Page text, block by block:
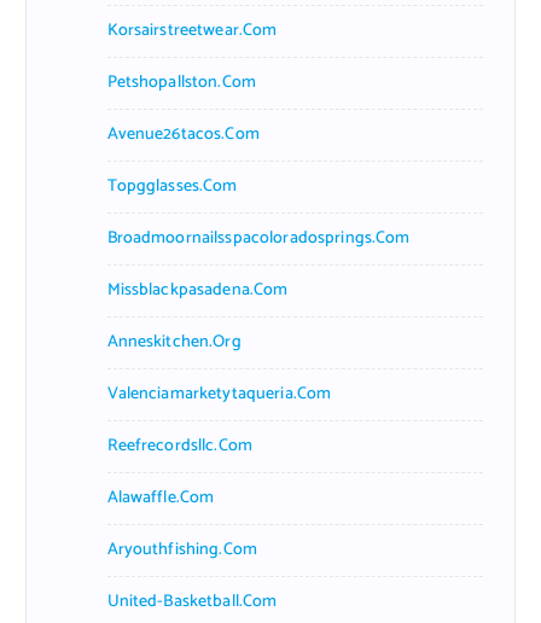
Korsairstreetwear.com
Petshopallston.com
Avenue26tacos.com
Topgglasses.com
Broadmoornailsspacoloradosprings.com
Missblackpasadena.com
Anneskitchen.org
Valenciamarketytaqueria.com
Reefrecordsllc.com
Alawaffle.com
Aryouthfishing.com
United-Basketball.com